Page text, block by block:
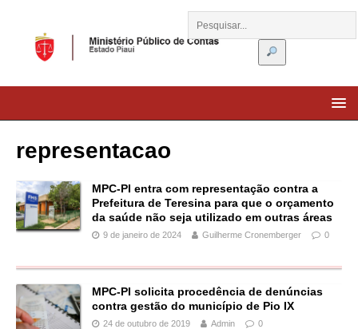
representacao
MPC-PI entra com representação contra a
Prefeitura de Teresina para que o orçamento
da saúde não seja utilizado em outras áreas
9 de janeiro de 2024 Guilherme Cronemberger 0
MPC-PI solicita procedência de denúncias
contra gestão do município de Pio IX
24 de outubro de 2019 Admin 0